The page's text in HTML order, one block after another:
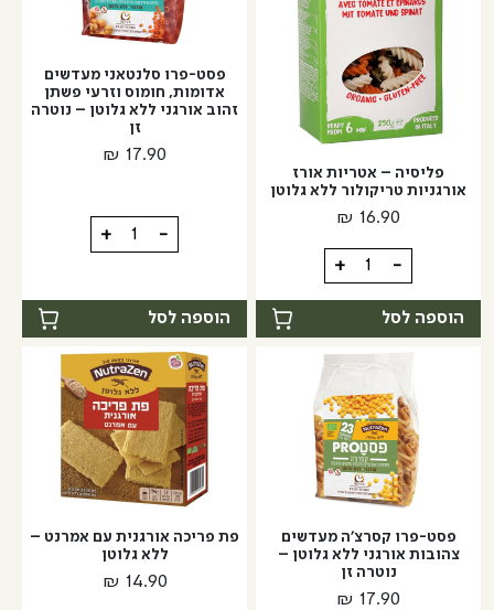
בצורת
בצורת
אטריות
פליסיה – אטריות אורז
אורגניות טריקולור ללא גלוטן
₪ 16.90
-
כמות
של
פליסיה
-
אטריות
אורז
אורגניות
טריקולור
ללא
גלוטן
+
הוספה לסל
פסט-פרו סלנטאני מעדשים
אדומות, חומוס וזרעי פשתן
זהוב אורגני ללא גלוטן – נוטרה
זן
₪ 17.90
-
כמות
של
סלנטאני
מעדשים
אדומות,
חומוס
וזרעי
פשתן
זהוב
אורגני
גלוטן
+
הוספה לסל
פסט-פרו קסרצ'ה מעדשים
צהובות אורגני ללא גלוטן –
נוטרה זן
₪ 17.90
פת פריכה אורגנית עם אמרנט –
ללא גלוטן
₪ 14.90